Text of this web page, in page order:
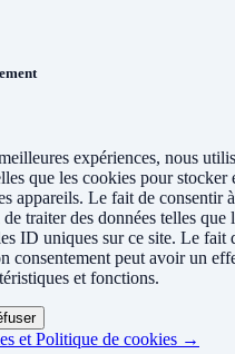
expériences, nous
que les cookies pour stocker
appareils. Le fait de consentir
traiter des données telles que
ID uniques sur ce site. Le fait
consentement peut avoir un
et fonctions.
et Politique de cookies →